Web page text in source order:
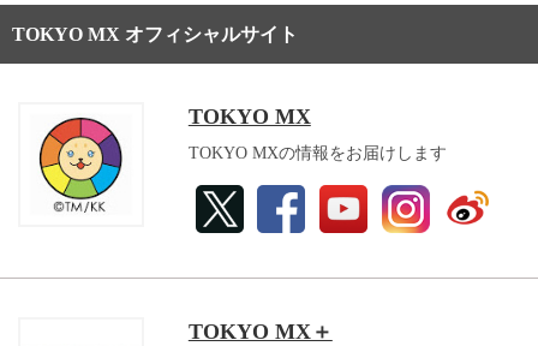
TOKYO MX オフィシャルサイト
TOKYO MX
TOKYO MXの情報をお届けします
TOKYO MX＋